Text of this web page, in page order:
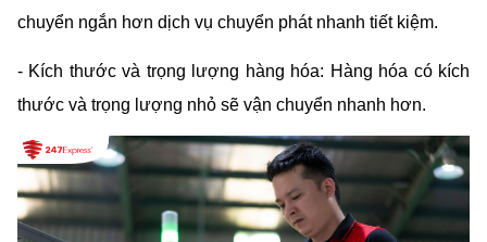
chuyển ngắn hơn dịch vụ chuyển phát nhanh tiết kiệm.
- Kích thước và trọng lượng hàng hóa: Hàng hóa có kích
thước và trọng lượng nhỏ sẽ vận chuyển nhanh hơn.